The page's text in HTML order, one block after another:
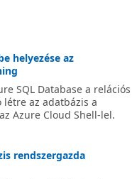
helyezése az
SQL Database a relációs
az adatbázis a
Azure Cloud Shell-lel.
rendszergazda